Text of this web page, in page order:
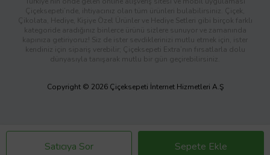
Satıcıya Sor Sepete Ekle
Çiçeksepeti’nde, ihtiyacınız olan tüm ürünleri bulabilirsiniz. Çiçek,
Çikolata, Hediye, Kişiye Özel Ürünler ve Hediye Setleri gibi birçok farklı
kategoride aradığınız binlerce ürünü sizlere sunuyor ve zamanında
kapınıza getiriyoruz! Siz de ister sevdiklerinizi mutlu etmek için, ister
kendiniz için sipariş verebilir; Çiçeksepeti Extra’nın fırsatlarla dolu
dünyasıyla tanışarak mutlu bir gün geçirebilirsiniz.
Copyright © 2026 Çiçeksepeti İnternet Hizmetleri A.Ş